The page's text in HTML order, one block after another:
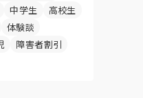
中学生
高校生
体験談
障害者割引